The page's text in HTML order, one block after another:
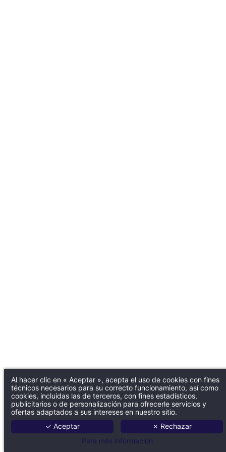
Al hacer clic en « Aceptar », acepta el uso de cookies con fines
técnicos necesarios para su correcto funcionamiento, así como
cookies, incluidas las de terceros, con fines estadísticos,
publicitarios o de personalización para ofrecerle servicios y
ofertas adaptados a sus intereses en nuestro sitio.
✓ Aceptar
✗ Rechazar
Para más información